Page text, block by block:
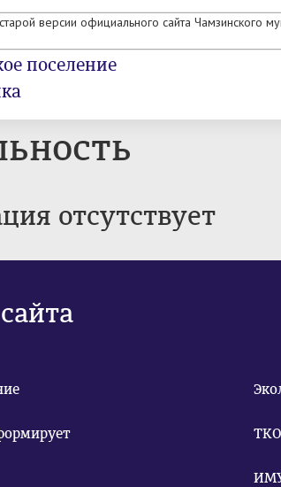
версии официального сайта Чамзинского
поселение
отсутствует
ТКО